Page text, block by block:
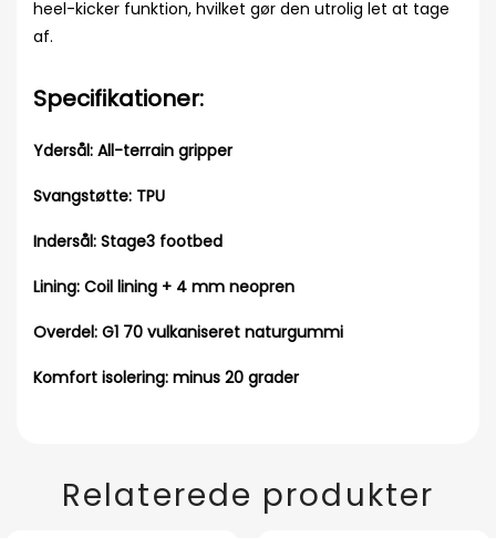
heel-kicker funktion, hvilket gør den utrolig let at tage
af.
Specifikationer:
Ydersål: All-terrain gripper
Svangstøtte: TPU
Indersål: Stage3 footbed
Lining: Coil lining + 4 mm neopren
Overdel: G1 70 vulkaniseret naturgummi
Komfort isolering: minus 20 grader
Relaterede produkter